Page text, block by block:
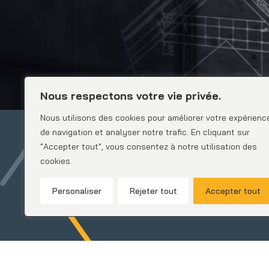
Nous respectons votre vie privée.
Nous utilisons des cookies pour améliorer votre
de navigation et analyser notre trafic. En cliquant sur
"Accepter tout", vous consentez à notre utilisation des
cookies.
Personaliser Rejeter tout Accepter tout